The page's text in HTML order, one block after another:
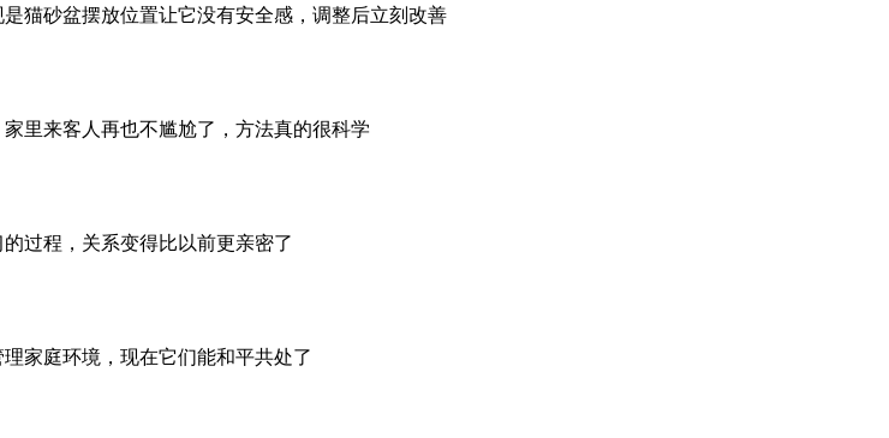
猫砂盆摆放位置让它没有安全感，调整后立刻改善
里来客人再也不尴尬了，方法真的很科学
过程，关系变得比以前更亲密了
家庭环境，现在它们能和平共处了